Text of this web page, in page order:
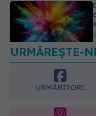
URMĂREȘTE-
URMĂRITORI